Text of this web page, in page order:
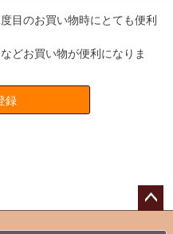
目のお買い物時にとても便利
どお買い物が便利になりま
録